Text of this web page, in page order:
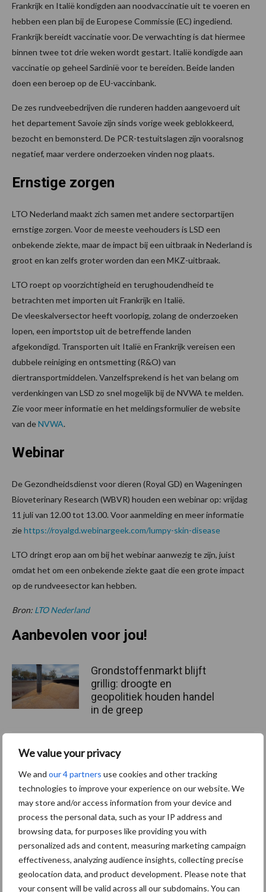
We value your privacy
We and our 4 partners use cookies and other tracking
technologies to improve your experience on our website. We
may store and/or access information from your device and
process the personal data, such as your IP address and
browsing data, for purposes like providing you with
personalized ads and content, measuring marketing campaign
effectiveness, analyzing audience insights, collecting precise
geolocation data, and product development. Please note that
your consent will be valid across all our subdomains. You can
Frankrijk en Italië kondigden aan noodvaccinatie uit te voeren en
hebben een plan bij de Europese Commissie (EC) ingediend.
Frankrijk bereidt vaccinatie voor. De verwachting is dat hiermee
binnen twee tot drie weken wordt gestart. Italië kondigde aan
vaccinatie op geheel Sardinië voor te bereiden. Beide landen
doen een beroep op de EU-vaccinbank.
De zes rundveebedrijven die runderen hadden aangevoerd uit
het departement Savoie zijn sinds vorige week geblokkeerd,
bezocht en bemonsterd. De PCR-testuitslagen zijn vooralsnog
negatief, maar verdere onderzoeken vinden nog plaats.
Ernstige zorgen
LTO Nederland maakt zich samen met andere sectorpartijen
ernstige zorgen. Voor de meeste veehouders is LSD een
onbekende ziekte, maar de impact bij een uitbraak in Nederland is
groot en kan zelfs groter worden dan een MKZ-uitbraak.
LTO roept op voorzichtigheid en terughoudendheid te
betrachten met importen uit Frankrijk en Italië.
De vleeskalversector heeft voorlopig, zolang de onderzoeken
lopen, een importstop uit de betreffende landen
afgekondigd. Transporten uit Italië en Frankrijk vereisen een
dubbele reiniging en ontsmetting (R&O) van
diertransportmiddelen. Vanzelfsprekend is het van belang om
verdenkingen van LSD zo snel mogelijk bij de NVWA te melden.
Zie voor meer informatie en het meldingsformulier de website
van deNVWA.
Webinar
De Gezondheidsdienst voor dieren (Royal GD) en Wageningen
Bioveterinary Research (WBVR) houden een webinar op: vrijdag
11 juli van 12.00 tot 13.00. Voor aanmelding en meer informatie
ziehttps://royalgd.webinargeek.com/lumpy-skin-disease
LTO dringt erop aan om bij het webinar aanwezig te zijn, juist
omdat het om een onbekende ziekte gaat die een grote impact
op de rundveesector kan hebben.
Bron: LTO Nederland
Aanbevolen voor jou!
Grondstoffenmarkt blijft
grillig: droogte en
geopolitiek houden handel
in de greep
De speenhuid: een vaak
voor mastitis
ForFarmers ziet volume en
marktaandeel groeien in
krimpende Nederlandse
markt